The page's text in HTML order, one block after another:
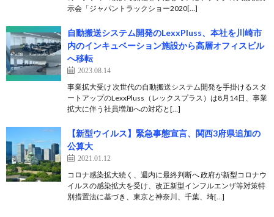
示会「ジャパントラックショー2020[…]
自動搬送システム開発のLexxPluss、本社を川崎市
内のインキュベーション施設から高層オフィスビル
へ移転
2023.08.14
事業拡大受け 次世代の自動搬送システム開発を手掛けるスタ
ートアップのLexxPluss（レックスプラス）は8月14日、事業
拡大に伴う社員増加への対応と[…]
【新型ウイルス】緊急事態宣言、関西3府県追加の
公算大
2021.01.12
コロナ感染拡大続く、週内に最終判断へ 政府が新型コロナウ
イルスの感染拡大を受け、改正新型インフルエンザ等対策特
別措置法に基づき、東京と神奈川、千葉、埼[…]